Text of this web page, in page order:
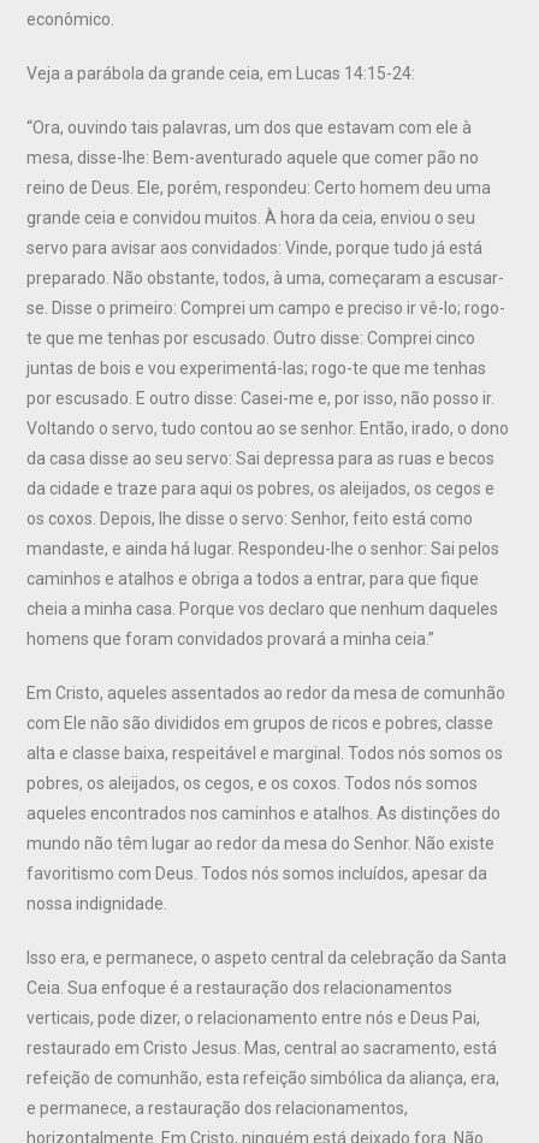
econômico.
Veja a parábola da grande ceia, em Lucas 14:15-24:
“Ora, ouvindo tais palavras, um dos que estavam com ele à
mesa, disse-lhe: Bem-aventurado aquele que comer pão no
reino de Deus. Ele, porém, respondeu: Certo homem deu uma
grande ceia e convidou muitos. À hora da ceia, enviou o seu
servo para avisar aos convidados: Vinde, porque tudo já está
preparado. Não obstante, todos, à uma, começaram a escusar-
se. Disse o primeiro: Comprei um campo e preciso ir vê-lo; rogo-
te que me tenhas por escusado. Outro disse: Comprei cinco
juntas de bois e vou experimentá-las; rogo-te que me tenhas
por escusado. E outro disse: Casei-me e, por isso, não posso ir.
Voltando o servo, tudo contou ao se senhor. Então, irado, o dono
da casa disse ao seu servo: Sai depressa para as ruas e becos
da cidade e traze para aqui os pobres, os aleijados, os cegos e
os coxos. Depois, lhe disse o servo: Senhor, feito está como
mandaste, e ainda há lugar. Respondeu-lhe o senhor: Sai pelos
caminhos e atalhos e obriga a todos a entrar, para que fique
cheia a minha casa. Porque vos declaro que nenhum daqueles
homens que foram convidados provará a minha ceia.”
Em Cristo, aqueles assentados ao redor da mesa de comunhão
com Ele não são divididos em grupos de ricos e pobres, classe
alta e classe baixa, respeitável e marginal. Todos nós somos os
pobres, os aleijados, os cegos, e os coxos. Todos nós somos
aqueles encontrados nos caminhos e atalhos. As distinções do
mundo não têm lugar ao redor da mesa do Senhor. Não existe
favoritismo com Deus. Todos nós somos incluídos, apesar da
nossa indignidade.
Isso era, e permanece, o aspeto central da celebração da Santa
Ceia. Sua enfoque é a restauração dos relacionamentos
verticais, pode dizer, o relacionamento entre nós e Deus Pai,
restaurado em Cristo Jesus. Mas, central ao sacramento, está
refeição de comunhão, esta refeição simbólica da aliança, era,
e permanece, a restauração dos relacionamentos,
horizontalmente. Em Cristo, ninguém está deixado fora. Não